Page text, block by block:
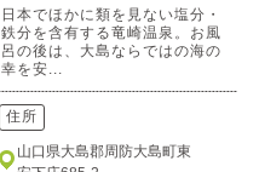
日本でほかに類を見ない塩分・
鉄分を含有する竜崎温泉。お風
呂の後は、大島ならではの海の
幸を安...
住所
山口県大島郡周防大島町東